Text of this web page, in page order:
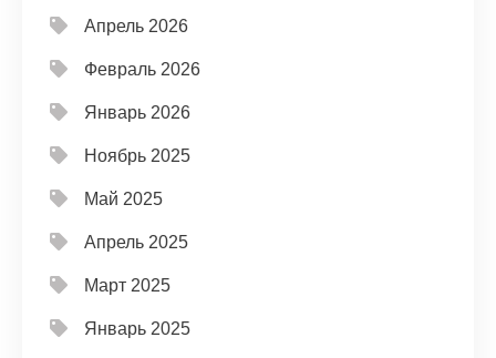
Апрель 2026
Февраль 2026
Январь 2026
Ноябрь 2025
Май 2025
Апрель 2025
Март 2025
Январь 2025